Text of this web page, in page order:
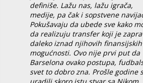
definiše. Lažu nas, lažu igrača,
medije, pa čak i sopstvene
Pokušavaju da ubede sve kako
da realizuju transfer koji je
daleko iznad njihovih finansijskih
mogućnosti. Ovo nije prvi put da
Barselona ovako postupa,
svet to dobro zna. Prošle godine